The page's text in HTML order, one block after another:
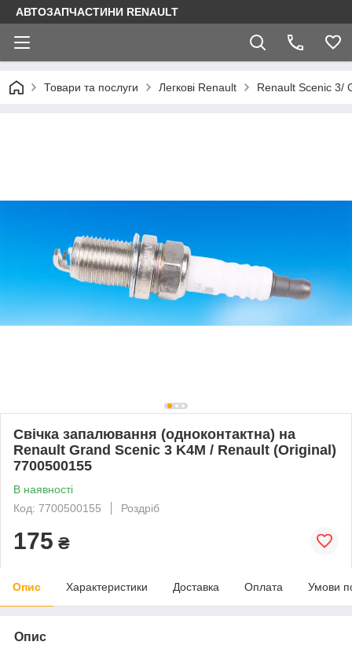
АВТОЗАПЧАСТИНИ RENAULT
Товари та послуги Легкові Renault Renault Scenic 3/
Свічка запалювання (одноконтактна) на
Renault Grand Scenic 3 K4M / Renault (Original)
7700500155
В наявності
Код: 7700500155
Роздріб
175 ₴
Опис Характеристики Доставка Оплата Умови
Опис